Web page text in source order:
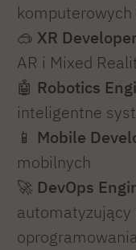
🥽 XR Developer
AR i Mixed
🤖 Robotics
inteligentne
📱 Mobile
mobilnych
🚀 DevOps
automatyzujący
oprogramowania